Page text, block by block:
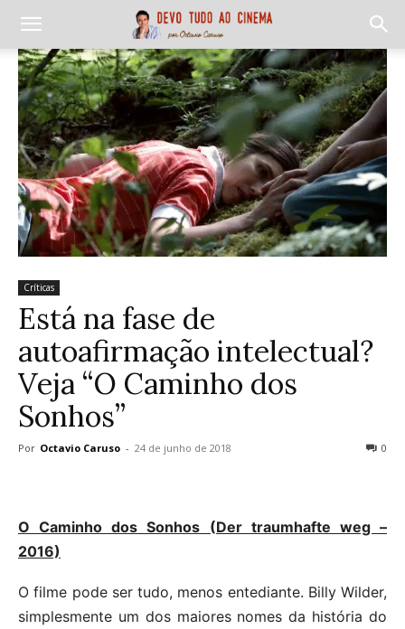
Críticas
Está na fase de
autoafirmação intelectual?
Veja “O Caminho dos
Sonhos”
Por Octavio Caruso - 24 de junho de 2018 0
O Caminho dos Sonhos (Der traumhafte weg –
2016)
O filme pode ser tudo, menos entediante. Billy Wilder,
simplesmente um dos maiores nomes da história do